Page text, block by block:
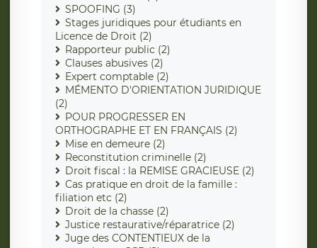
SPOOFING (3)
Stages juridiques pour étudiants en
Licence de Droit (2)
Rapporteur public (2)
Clauses abusives (2)
Expert comptable (2)
MÉMENTO D'ORIENTATION JURIDIQUE
(2)
POUR PROGRESSER EN
ORTHOGRAPHE ET EN FRANÇAIS (2)
Mise en demeure (2)
Reconstitution criminelle (2)
Droit fiscal : la REMISE GRACIEUSE (2)
Cas pratique en droit de la famille :
filiation etc (2)
Droit de la chasse (2)
Justice restaurative/réparatrice (2)
Juge des CONTENTIEUX de la